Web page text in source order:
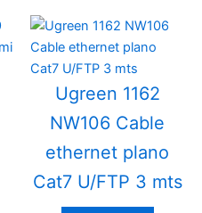
Ugreen 1162
NW106 Cable
ethernet plano
Cat7 U/FTP 3 mts